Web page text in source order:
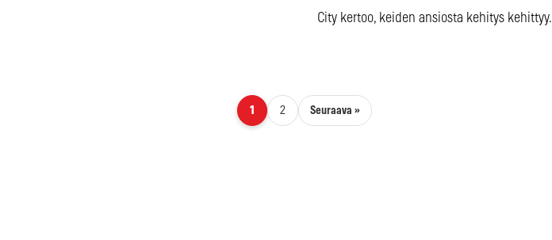
City kertoo, keiden ansiosta kehitys kehittyy.
1 2 Seuraava »